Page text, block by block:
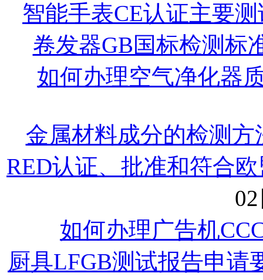
智能手表CE认证主要
卷发器GB国标检测标
如何办理空气净化器
金属材料成分的检测方
RED认证、批准和符合
如何办理广告机
厨具LFGB测试报告申请